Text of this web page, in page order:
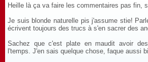
Heille là ça va faire les commentaires pas fin,
Je suis blonde naturelle pis j'assume stie!
écrivent toujours des trucs à s'en sacrer des
Sachez que c'est plate en maudit avoir
l'temps. J'en sais quelque chose, faque aussi